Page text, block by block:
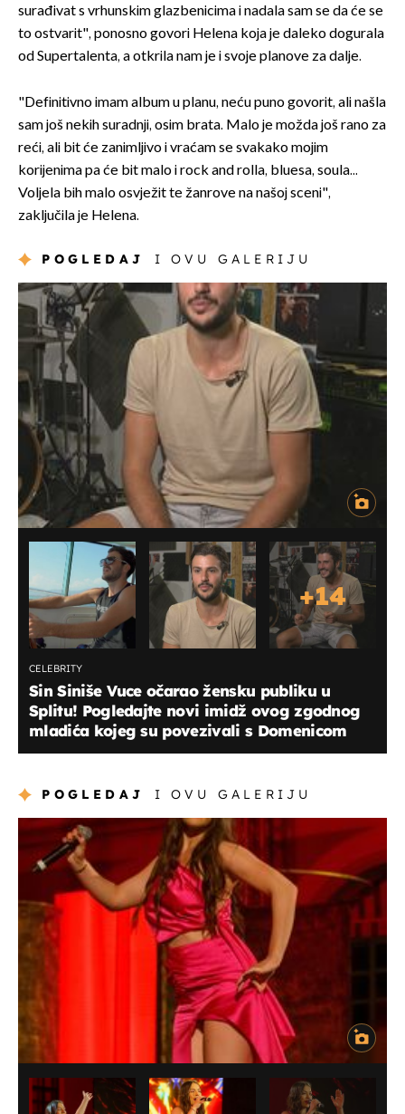
surađivat s vrhunskim glazbenicima i nadala sam se da će se
to ostvarit", ponosno govori Helena koja je daleko dogurala
od Supertalenta, a otkrila nam je i svoje planove za dalje.
"Definitivno imam album u planu, neću puno govorit, ali našla
sam još nekih suradnji, osim brata. Malo je možda još rano za
reći, ali bit će zanimljivo i vraćam se svakako mojim
korijenima pa će bit malo i rock and rolla, bluesa, soula...
Voljela bih malo osvježit te žanrove na našoj sceni",
zaključila je Helena.
POGLEDAJ I OVU GALERIJU
+14
CELEBRITY
Sin Siniše Vuce očarao žensku publiku u
Splitu! Pogledajte novi imidž ovog zgodnog
mladića kojeg su povezivali s Domenicom
POGLEDAJ I OVU GALERIJU